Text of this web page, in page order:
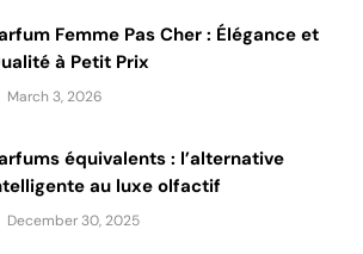
Femme Pas Cher : Élégance et
à Petit Prix
March 3, 2026
équivalents : l’alternative
au luxe olfactif
December 30, 2025